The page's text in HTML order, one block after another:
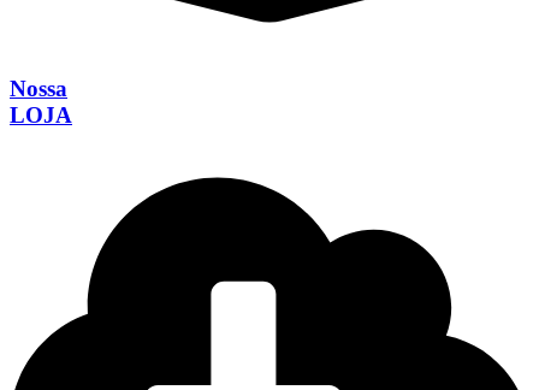
Nossa
LOJA